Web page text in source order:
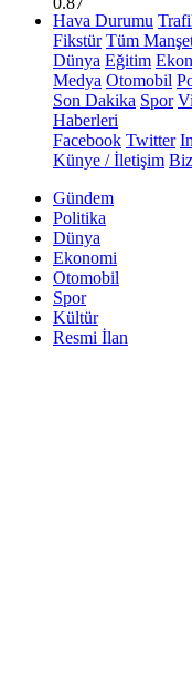
Hava Durumu
Fikstür Tüm
Dünya Eğitim
Medya Otomobil
Son Dakika Spor
Haberleri
Facebook Twitter
Künye / İletişim
Gündem
Politika
Dünya
Ekonomi
Otomobil
Spor
Kültür
Resmi İlan